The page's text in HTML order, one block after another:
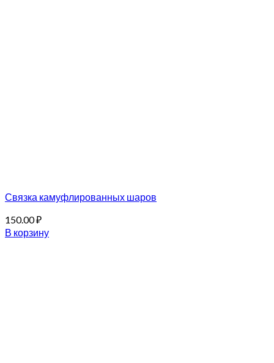
Связка камуфлированных шаров
150.00₽
В корзину